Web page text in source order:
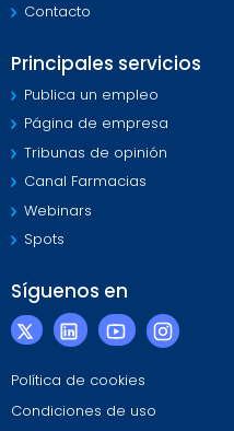
Contacto
Principales servicios
Publica un empleo
Página de empresa
Tribunas de opinión
Canal Farmacias
Webinars
Spots
Síguenos en
Política de cookies
Condiciones de uso